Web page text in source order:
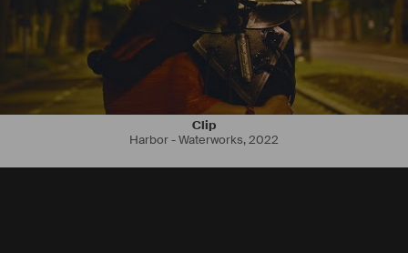
Clip
Harbor - Waterworks,2022